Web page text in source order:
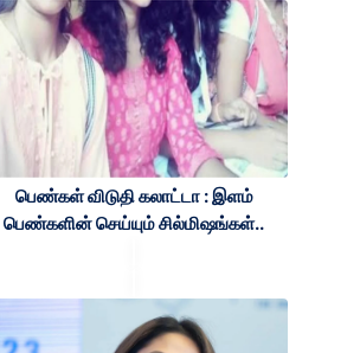
பெண்கள் விடுதி கலாட்டா : இளம்
பெண்களின் செய்யும் சில்மிஷங்கள்..